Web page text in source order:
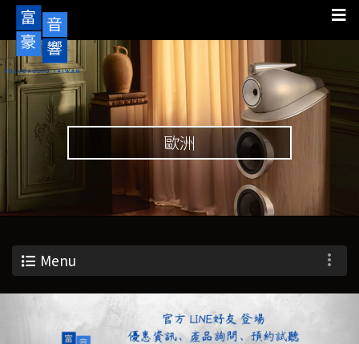
歐洲
Menu